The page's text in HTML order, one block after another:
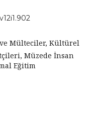
Mülteciler, Kültürel
Müzede İnsan
Eğitim